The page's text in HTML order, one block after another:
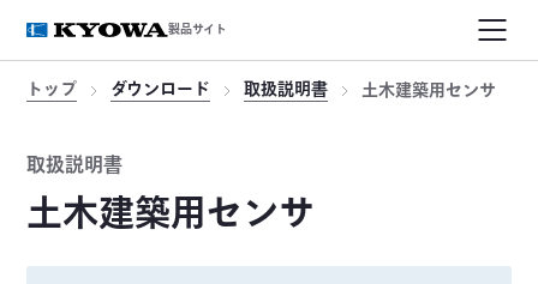
製品サイト
トップ ダウンロード 取扱説明書 土木建築用センサ
取扱説明書
土木建築用センサ